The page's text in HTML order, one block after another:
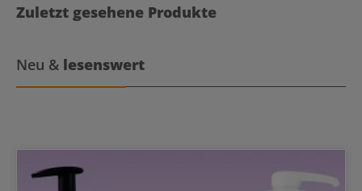
Zuletzt gesehene Produkte
Neu & lesenswert